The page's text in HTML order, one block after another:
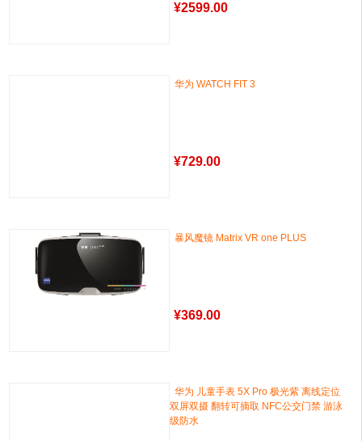
¥2599.00
华为 WATCH FIT 3
¥729.00
暴风魔镜 Matrix VR one PLUS
¥369.00
华为 儿童手表 5X Pro 极光紫 离线定位
双屏双摄 翻转可摘取 NFC公交门禁 游泳
级防水